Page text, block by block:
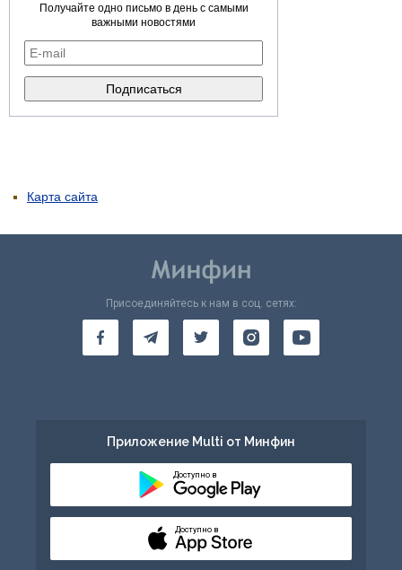
Получайте одно письмо в день с самыми
важными новостями
Карта сайта
Присоединяйтесь к нам в соц. сетях:
Приложение Multi от Минфин
Доступно в
Доступно в